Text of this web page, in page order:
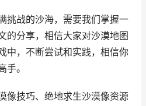
挑战的沙海，需要我们掌握一
的分享，相信大家对沙漠地图
中，不断尝试和实践，相信你
手。
像技巧、绝地求生沙漠像资源